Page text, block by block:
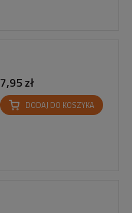
7,95 zł
DODAJ DO KOSZYKA